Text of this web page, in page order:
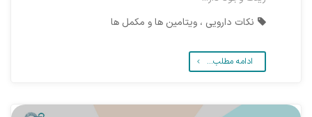
نکات دارویی ، ویتامین ها و مکمل ها
ادامه مطلب...